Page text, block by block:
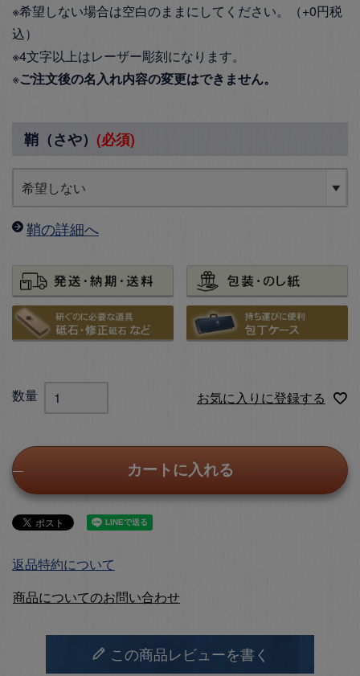
※希望しない場合は空白のままにしてください。（+0円税
込）
※4文字以上はレーザー彫刻になります。
※ご注文後の名入れ内容の変更はできません。
鞘（さや） (必須)
鞘の詳細へ
お気に入りに登録する
カートに入れる
返品特約について
商品についてのお問い合わせ
この商品レビューを書く